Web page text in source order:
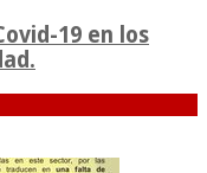
19 en los